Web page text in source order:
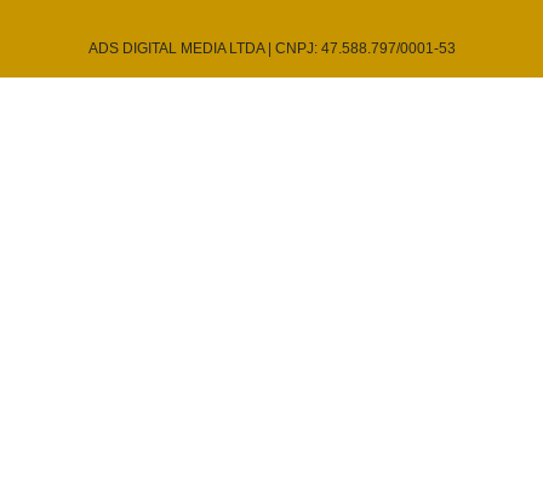
ADS DIGITAL MEDIA LTDA | CNPJ: 47.588.797/0001-53